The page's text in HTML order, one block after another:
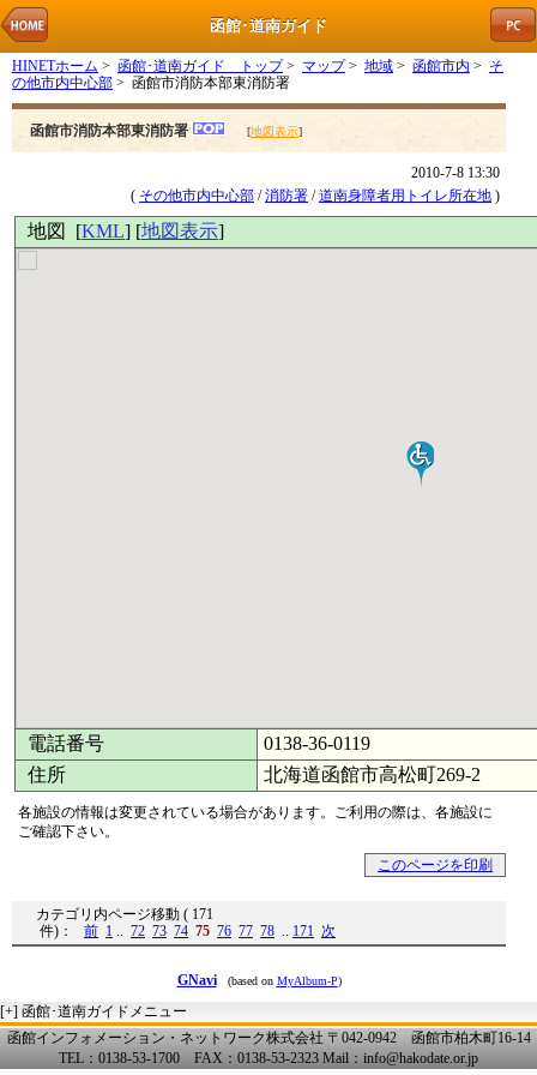
函館･道南ガイド
HINETホーム > 函館･道南ガイド トップ> マップ> 地域 > 函館市内 > そ
の他市内中心部 > 函館市消防本部東消防署
函館市消防本部東消防署 [地図表示]
2010-7-8 13:30
( その他市内中心部 /消防署 /道南身障者用トイレ所在地 )
地図 [KML] [地図表示]
電話番号
0138-36-0119
住所
北海道函館市高松町269-2
各施設の情報は変更されている場合があります。ご利用の際は、各施設に
ご確認下さい。
このページを印刷
カテゴリ内ページ移動 ( 171
件)： 前 1 .. 72 73 74 75 76 77 78 .. 171 次
GNavi (based on MyAlbum-P)
[+] 函館･道南ガイドメニュー
函館インフォメーション・ネットワーク株式会社 〒042-0942 函館市柏木町16-14
TEL：0138-53-1700 FAX：0138-53-2323 Mail：info@hakodate.or.jp